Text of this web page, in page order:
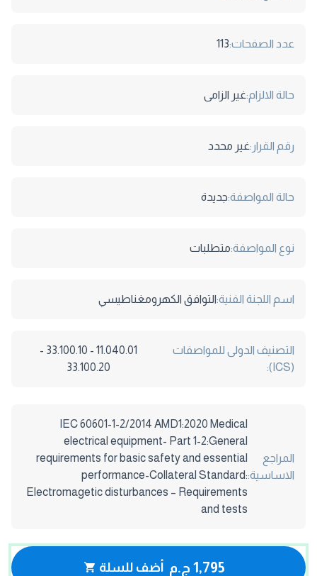
عدد الصفحات:113
حالة الالزام:غير الزامى
رقم القرار:غير محدد
حالة المواصفة:جديدة
نوع المواصفة:متطلبات
اسم اللجنة الفنية:التوافق الكهرومغناطيسي
التصنيف الدولى للمواصفات
(ICS):
11.040.01 - 33.100.10 -
33.100.20
المراجع
الاساسية:
IEC 60601-1-2/2014 AMD1:2020 Medical
electrical equipment- Part 1-2:General
requirements for basic safety and essential
performance-Collateral Standard:
Electromagetic disturbances – Requirements
and tests
1,795 ج.م أضف للسلة